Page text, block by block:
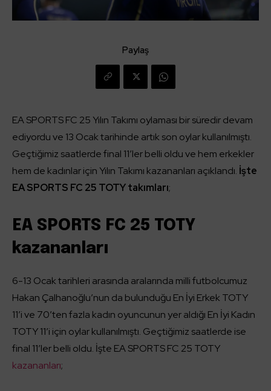
Paylaş
EA SPORTS FC 25 Yılın Takımı oylaması bir süredir devam
ediyordu ve 13 Ocak tarihinde artık son oylar kullanılmıştı.
Geçtiğimiz saatlerde final 11’ler belli oldu ve hem erkekler
hem de kadınlar için Yılın Takımı kazananları açıklandı. İşte
EA SPORTS FC 25 TOTY takımları;
EA SPORTS FC 25 TOTY
kazananları
6-13 Ocak tarihleri arasında aralarında milli futbolcumuz
Hakan Çalhanoğlu’nun da bulunduğu En İyi Erkek TOTY
11’i ve 70’ten fazla kadın oyuncunun yer aldığı En İyi Kadın
TOTY 11’i için oylar kullanılmıştı. Geçtiğimiz saatlerde ise
final 11’ler belli oldu. İşte EA SPORTS FC 25 TOTY
kazananları;